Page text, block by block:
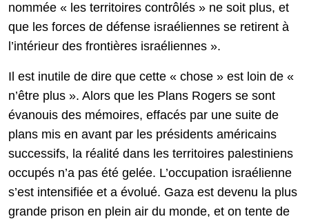
nommée « les territoires contrôlés » ne soit plus, et
que les forces de défense israéliennes se retirent à
l’intérieur des frontières israéliennes ».
Il est inutile de dire que cette « chose » est loin de «
n’être plus ». Alors que les Plans Rogers se sont
évanouis des mémoires, effacés par une suite de
plans mis en avant par les présidents américains
successifs, la réalité dans les territoires palestiniens
occupés n’a pas été gelée. L’occupation israélienne
s’est intensifiée et a évolué. Gaza est devenu la plus
grande prison en plein air du monde, et on tente de